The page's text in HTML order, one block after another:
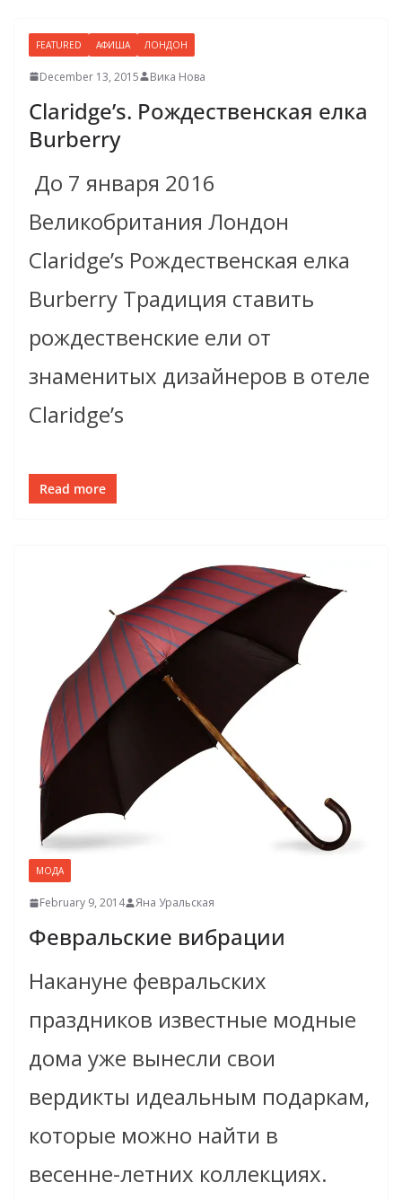
FEATURED АФИША ЛОНДОН
December 13, 2015 Вика Нова
Claridge’s. Рождественская елка
Burberry
До 7 января 2016
Великобритания Лондон
Claridge’s Рождественская елка
Burberry Традиция ставить
рождественские ели от
знаменитых дизайнеров в отеле
Claridge’s
Read more
МОДА
February 9, 2014 Яна Уральская
Февральские вибрации
Накануне февральских
праздников известные модные
дома уже вынесли свои
вердикты идеальным подаркам,
которые можно найти в
весенне-летних коллекциях.